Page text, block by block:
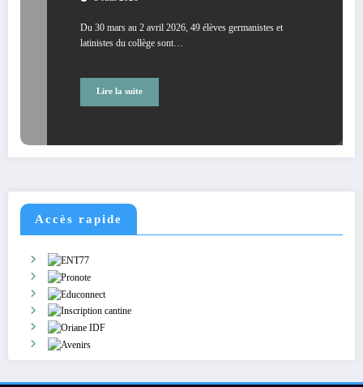
Du 30 mars au 2 avril 2026, 49 élèves germanistes et
latinistes du collège sont…
Lire la suite
Accès rapide